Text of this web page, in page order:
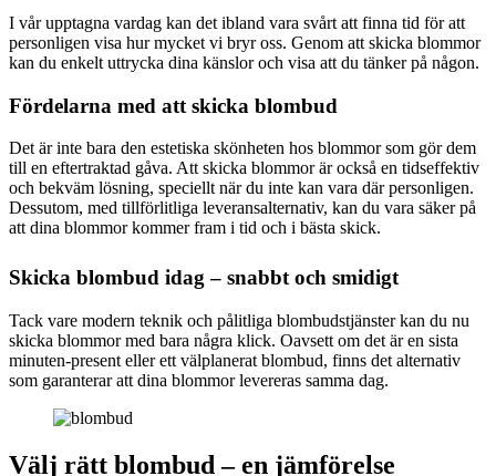
I vår upptagna vardag kan det ibland vara svårt att finna tid för att
personligen visa hur mycket vi bryr oss. Genom att skicka blommor
kan du enkelt uttrycka dina känslor och visa att du tänker på någon.
Fördelarna med att skicka blombud
Det är inte bara den estetiska skönheten hos blommor som gör dem
till en eftertraktad gåva. Att skicka blommor är också en tidseffektiv
och bekväm lösning, speciellt när du inte kan vara där personligen.
Dessutom, med tillförlitliga leveransalternativ, kan du vara säker på
att dina blommor kommer fram i tid och i bästa skick.
Skicka blombud idag – snabbt och smidigt
Tack vare modern teknik och pålitliga blombudstjänster kan du nu
skicka blommor med bara några klick. Oavsett om det är en sista
minuten-present eller ett välplanerat blombud, finns det alternativ
som garanterar att dina blommor levereras samma dag.
Välj rätt blombud – en jämförelse